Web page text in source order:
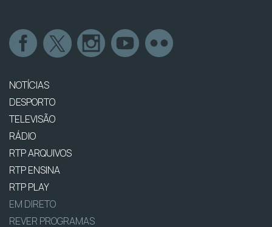
NOTÍCIAS
DESPORTO
TELEVISÃO
RÁDIO
RTP ARQUIVOS
RTP ENSINA
RTP PLAY
EM DIRETO
REVER PROGRAMAS